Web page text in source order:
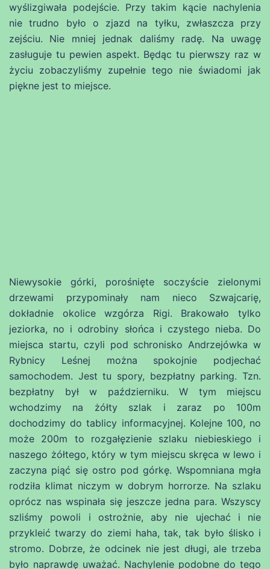
wyślizgiwała podejście. Przy takim kącie nachylenia
nie trudno było o zjazd na tyłku, zwłaszcza przy
zejściu. Nie mniej jednak daliśmy radę. Na uwagę
zasługuje tu pewien aspekt. Będąc tu pierwszy raz w
życiu zobaczyliśmy zupełnie tego nie świadomi jak
piękne jest to miejsce.
Niewysokie górki, porośnięte soczyście zielonymi
drzewami przypominały nam nieco Szwajcarię,
dokładnie okolice wzgórza Rigi. Brakowało tylko
jeziorka, no i odrobiny słońca i czystego nieba. Do
miejsca startu, czyli pod schronisko Andrzejówka w
Rybnicy Leśnej można spokojnie podjechać
samochodem. Jest tu spory, bezpłatny parking. Tzn.
bezpłatny był w październiku. W tym miejscu
wchodzimy na żółty szlak i zaraz po 100m
dochodzimy do tablicy informacyjnej. Kolejne 100, no
może 200m to rozgałęzienie szlaku niebieskiego i
naszego żółtego, który w tym miejscu skręca w lewo i
zaczyna piąć się ostro pod górkę. Wspomniana mgła
rodziła klimat niczym w dobrym horrorze. Na szlaku
oprócz nas wspinała się jeszcze jedna para. Wszyscy
szliśmy powoli i ostrożnie, aby nie ujechać i nie
przykleić twarzy do ziemi haha, tak, tak było ślisko i
stromo. Dobrze, że odcinek nie jest długi, ale trzeba
było naprawdę uważać. Nachylenie podobne do tego